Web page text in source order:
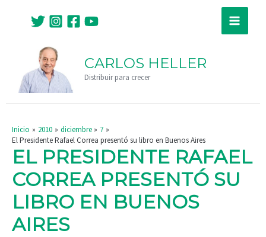
contenido
Main
CARLOS HELLER
Distribuir para crecer
Inicio 2010 diciembre
7
El Presidente Rafael Correa presentó su libro en Buenos Aires
EL PRESIDENTE RAFAEL
CORREA PRESENTÓ SU
LIBRO EN BUENOS
AIRES
entradas